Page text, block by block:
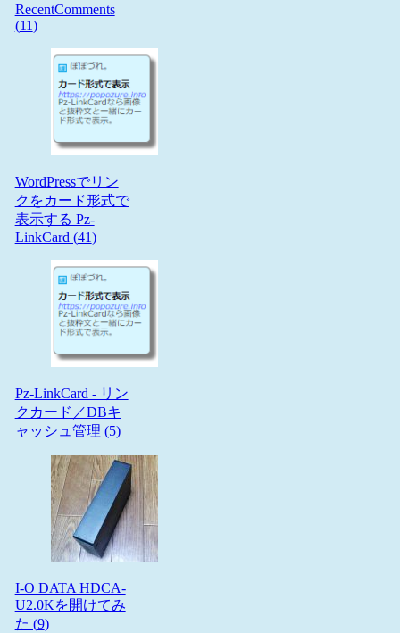
RecentComments
(11)
WordPressでリン
クをカード形式で
表示する Pz-
LinkCard (41)
Pz-LinkCard - リン
クカード／DBキ
ャッシュ管理 (5)
I-O DATA HDCA-
U2.0Kを開けてみ
た (9)